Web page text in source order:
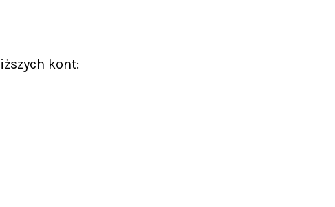
kont: